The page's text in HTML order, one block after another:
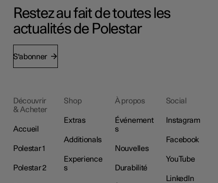
Restez au fait de toutes les
actualités de Polestar
S'abonner
Découvrir
& Acheter
Accueil
Polestar 1
Polestar 2
Shop
Extras
Additionals
Experience
s
À propos
Événement
s
Nouvelles
Durabilité
Social
Instagram
Facebook
YouTube
LinkedIn